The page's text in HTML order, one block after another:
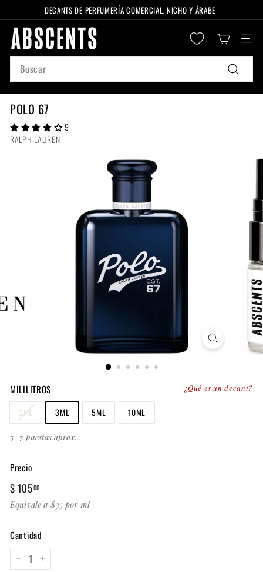
directamente
contenido
diapositivas
DECANTS DE PERFUMERÍA COMERCIAL, NICHO Y ÁRABE
A
B
S
C
E
N
T
S
Search
Buscar
POLO 67
9
RALPH LAUREN
MILILITROS ¿Qué es un decant?
2ML 3ML 5ML 10ML
5–7 puestas aprox.
Precio
Precio
habitual
$ 10500$
105.00
Equivale a $35 por ml
Cantidad
+